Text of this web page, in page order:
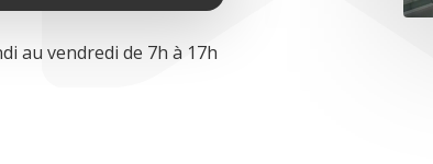
au vendredi de 7h à 17h